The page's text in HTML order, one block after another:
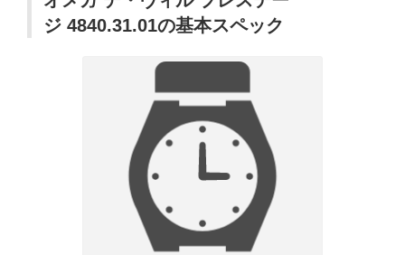
ジ 4840.31.01の基本スペック